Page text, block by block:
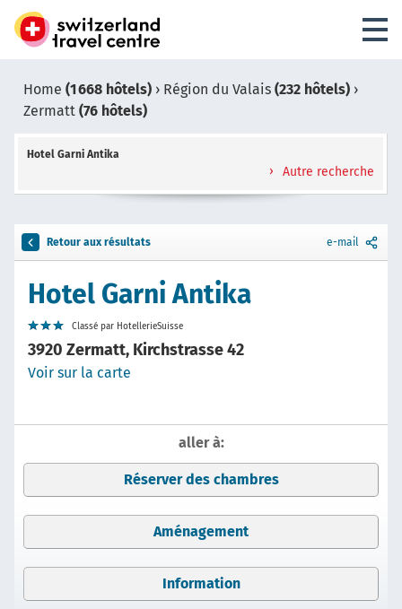
Home (1 668 hôtels) › Région du Valais (232 hôtels) ›
Zermatt (76 hôtels)
Hotel Garni Antika
Autre recherche
Retour aux résultats e-mail
Hotel Garni Antika
Classé par HotellerieSuisse
3920 Zermatt, Kirchstrasse 42
Voir sur la carte
aller à:
Réserver des chambres
Aménagement
Information